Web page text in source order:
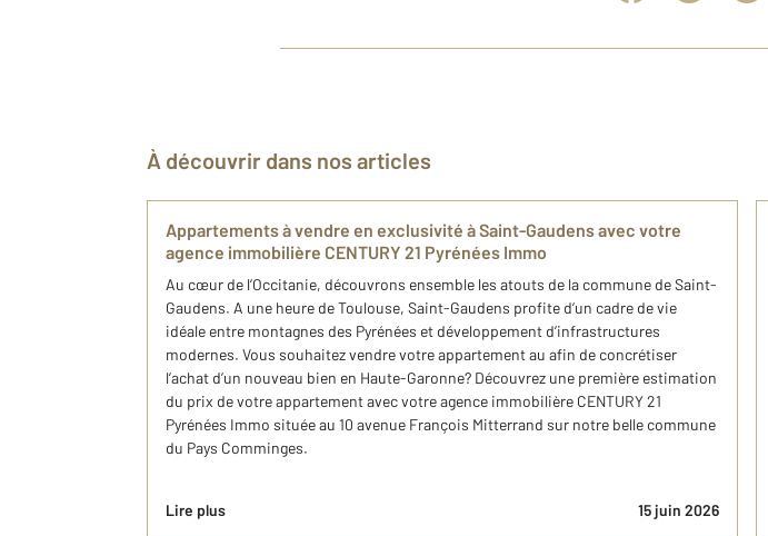
À découvrir dans nos articles
Appartements à vendre en exclusivité à Saint-Gaudens avec votre
agence immobilière C​ENTURY 21 Pyrénées Immo
Au cœur de l’Occitanie, découvrons ensemble les atouts de la commune de Saint-
Gaudens. A une heure de Toulouse, Saint-Gaudens profite d’un cadre de vie
idéale entre montagnes des Pyrénées et développement d’infrastructures
modernes. Vous souhaitez vendre votre appartement au afin de concrétiser
l’achat d’un nouveau bien en Haute-Garonne? Découvrez une première estimation
du prix de votre appartement avec votre agence immobilière C​ENTURY 21
Pyrénées Immo située au 10 avenue François Mitterrand sur notre belle commune
du Pays Comminges.
Lire plus 15 juin 2026